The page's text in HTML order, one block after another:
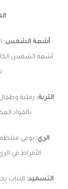
أشعة الشمس:
أشعة الشمس
التربة: رملية
بالمواد
الري: يومي
الأفراط في
التسميد: النبات